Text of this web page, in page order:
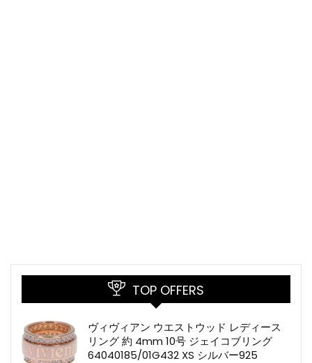
TOP OFFERS
ヴィヴィアン ウエストウッド レディース
リング 約 4mm 10号 ジェイコブリング
64040185/01G432 XS シルバー925